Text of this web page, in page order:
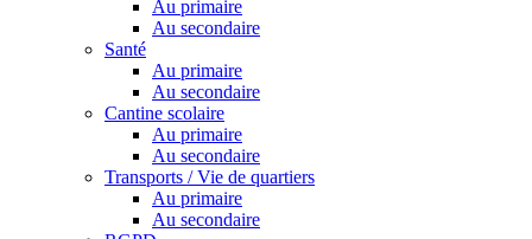
Au primaire
Au secondaire
Santé
Au primaire
Au secondaire
Cantine scolaire
Au primaire
Au secondaire
Transports / Vie de quartiers
Au primaire
Au secondaire